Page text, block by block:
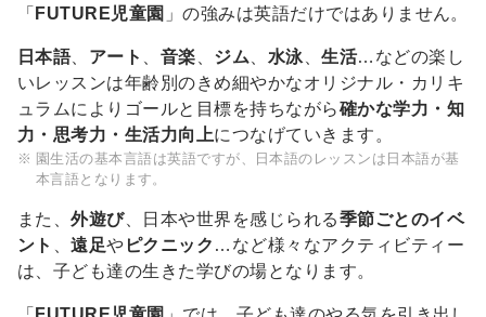
「 FUTURE児童園 」の強みは英語だけではありません。
日本語、 アート 音楽 ジム 水泳 、生活…などの楽し
いレッスンは年齢別のきめ細やかなオリジナル・カリキ
ュラムによりゴールと目標を持ちながら確かな学力・知
力・思考力・生活力向上につなげていきます。
園生活の基本言語は英語ですが、日本語のレッスンは日本語が基
本言語となります。
また、外遊び、日本や世界を感じられる季節ごとのイベ
ント
、遠足や ピクニック …など様々なアクティビティー
は、子ども達の生きた学びの場となります。